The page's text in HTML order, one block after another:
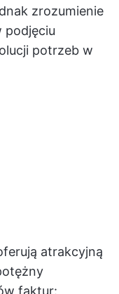
zrozumienie
podjęciu
potrzeb w
atrakcyjną
faktur: